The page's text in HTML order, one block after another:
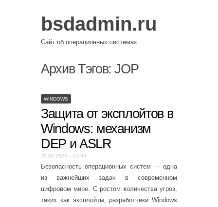
bsdadmin.ru
Сайт об операционных системах
Архив Тэгов:JOP
WINDOWS
Защита от эксплойтов в
Windows: механизм
DEP и ASLR
15.02.2025 – 21:59
Безопасность операционных систем — одна
из важнейших задач в современном
цифровом мире. С ростом количества угроз,
таких как эксплойты, разработчики Windows